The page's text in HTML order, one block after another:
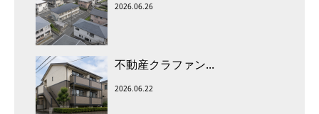
2026.06.26
不動産クラファン...
2026.06.22